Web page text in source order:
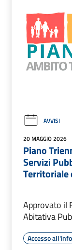
AVVISI
20 MAGGIO 2026
Piano
Servizi
Territoriale
Approvato il
Abitativa
Accesso